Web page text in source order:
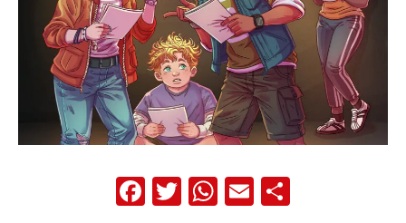
Facebook
Twitter
WhatsApp
Email